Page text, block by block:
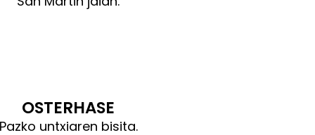
OSTERHASE
Pazko untxiaren bisita.